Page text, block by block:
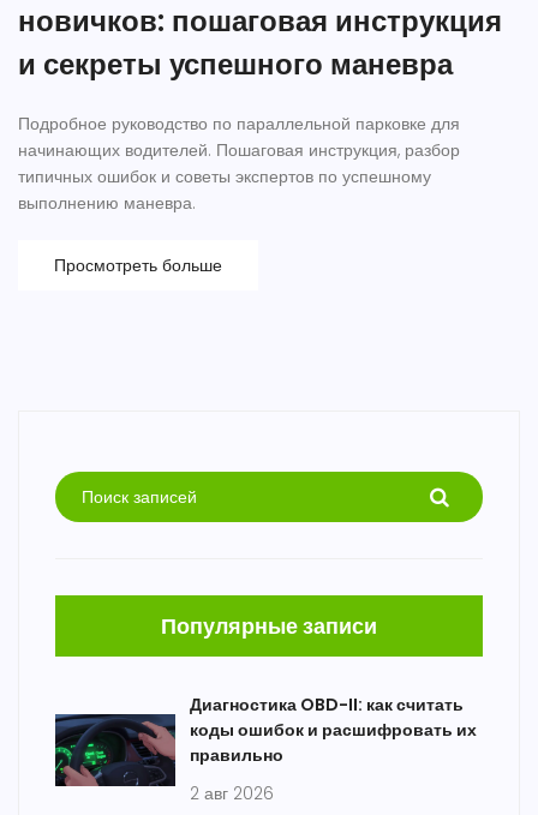
новичков: пошаговая инструкция
и секреты успешного маневра
Подробное руководство по параллельной парковке для
начинающих водителей. Пошаговая инструкция, разбор
типичных ошибок и советы экспертов по успешному
выполнению маневра.
Просмотреть больше
Популярные записи
Диагностика OBD-II: как считать
коды ошибок и расшифровать их
правильно
2 авг 2026